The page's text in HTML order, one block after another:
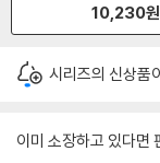
10,230원
시리즈의 신상품
이미 소장하고 있다면